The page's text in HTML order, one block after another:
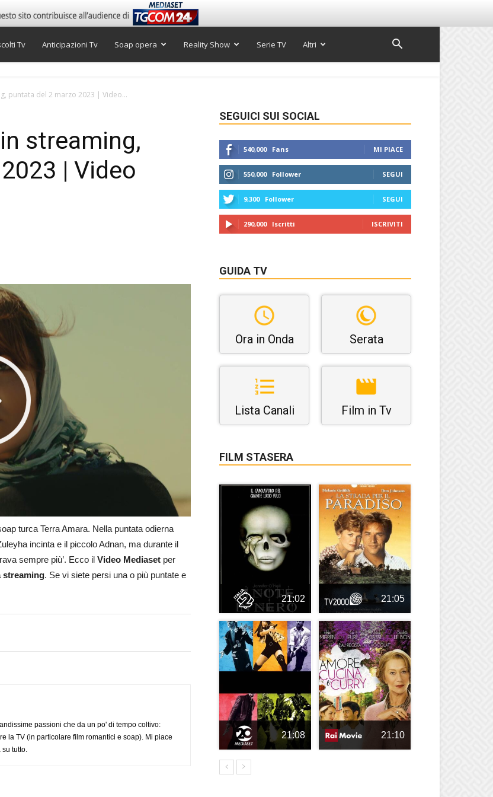
Tv Anticipazioni Tv Soap opera Reality Show Serie TV Altri
puntata del 2 marzo 2023 | Video...
streaming,
| Video
turca Terra Amara. Nella puntata odierna
incinta e il piccolo Adnan, ma durante il
sempre più’. Ecco il Video Mediaset per
streaming. Se vi siete persi una o più puntate e
passioni che da un po' di tempo coltivo:
la TV (in particolare film romantici e soap). Mi piace
tutto.
SEGUICI SUI SOCIAL
540,000 Fans MI PIACE
550,000 Follower SEGUI
9,300 Follower SEGUI
290,000 Iscritti ISCRIVITI
GUIDA TV
Ora in Onda Serata
Lista Canali Film in Tv
FILM STASERA
21:02 21:05
21:08 21:10